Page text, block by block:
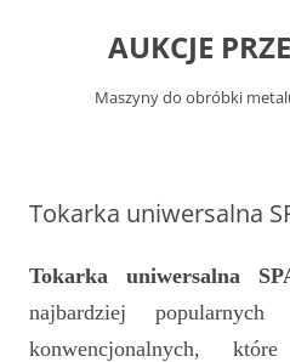
AUKCJE
Maszyny do obróbki
Tokarka uniwersalna
Tokarka uniwersalna
najbardziej popularnych
konwencjonalnych,